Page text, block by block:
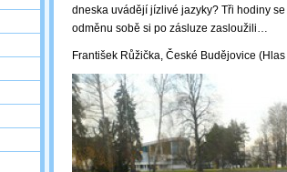
dneska uvádějí jízlivé jazyky? Tři hodiny
odměnu sobě si po zásluze zasloužili…
František Růžička, České Budějovice